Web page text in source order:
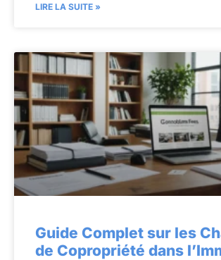
LIRE LA SUITE »
Guide Complet sur les
de Copropriété dans